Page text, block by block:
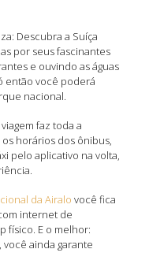
Descubra a Suíça
por seus fascinantes
e ouvindo as águas
então você poderá
nacional.
faz toda a
horários dos ônibus,
pelo aplicativo na volta,
da Airalo você fica
internet de
físico. E o melhor:
você ainda garante